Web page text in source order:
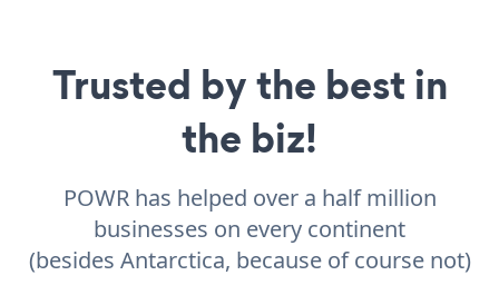
Trusted by the best in
the biz!
POWR has helped over a half million
businesses on every continent
(besides Antarctica, because of course not)